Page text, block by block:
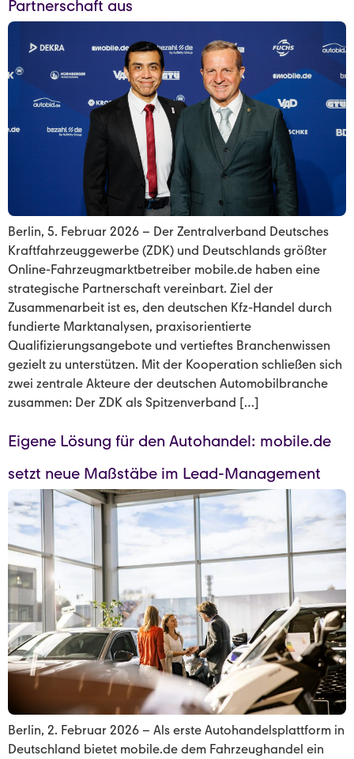
Partnerschaft aus
Berlin, 5. Februar 2026 – Der Zentralverband Deutsches
Kraftfahrzeuggewerbe (ZDK) und Deutschlands größter
Online-Fahrzeugmarktbetreiber mobile.de haben eine
strategische Partnerschaft vereinbart. Ziel der
Zusammenarbeit ist es, den deutschen Kfz-Handel durch
fundierte Marktanalysen, praxisorientierte
Qualifizierungsangebote und vertieftes Branchenwissen
gezielt zu unterstützen. Mit der Kooperation schließen sich
zwei zentrale Akteure der deutschen Automobilbranche
zusammen: Der ZDK als Spitzenverband […]
Eigene Lösung für den Autohandel: mobile.de
setzt neue Maßstäbe im Lead-Management
Berlin, 2. Februar 2026 – Als erste Autohandelsplattform in
Deutschland bietet mobile.de dem Fahrzeughandel ein